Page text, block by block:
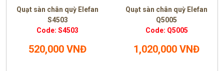
Quạt sàn chân quỳ Elefan
S4503
Code: S4503
520,000 VNĐ
Quạt sàn chân quỳ Elefan
Q5005
Code: Q5005
1,020,000 VNĐ